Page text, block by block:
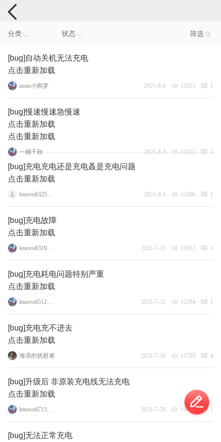
手机反馈
分类 状态 筛选
[bug]自动关机无法充电
点击重新加载
moto小阎罗 2021-8-6 12023 1
[bug]慢速慢速急慢速
点击重新加载
点击重新加载
一桶千秋 2021-8-5 11555 3
[bug]充电充电还是充电叒是充电问题
点击重新加载
lenovo63254580 2021-8-1 13366 1
[bug]充电故障
点击重新加载
lenovo63198437 2021-7-31 12912 3
[bug]充电耗电问题特别严重
点击重新加载
lenovo65128166 2021-7-31 12284 1
[bug]充电充不进去
点击重新加载
海浪的抚慰者 2021-7-30 11705 4
[bug]升级后 非原装充电线无法充电
点击重新加载
lenovo67136787 2021-7-29 11432 1
[bug]无法正常充电